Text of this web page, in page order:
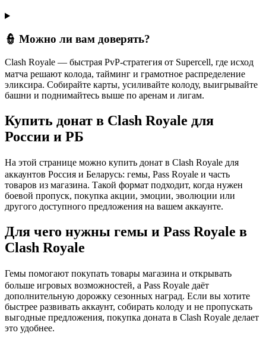
👮 Можно ли вам доверять?
ㅤClash Royale — быстрая PvP-стратегия от Supercell, где исход
матча решают колода, тайминг и грамотное распределение
эликсира. Собирайте карты, усиливайте колоду, выигрывайте
башни и поднимайтесь выше по аренам и лигам.
Купить донат в Clash Royale для
России и РБ
ㅤНа этой странице можно купить донат в Clash Royale для
аккаунтов Россия и Беларусь: гемы, Pass Royale и часть
товаров из магазина. Такой формат подходит, когда нужен
боевой пропуск, покупка акции, эмоции, эволюции или
другого доступного предложения на вашем аккаунте.
Для чего нужны гемы и Pass Royale в
Clash Royale
ㅤГемы помогают покупать товары магазина и открывать
больше игровых возможностей, а Pass Royale даёт
дополнительную дорожку сезонных наград. Если вы хотите
быстрее развивать аккаунт, собирать колоду и не пропускать
выгодные предложения, покупка доната в Clash Royale делает
это удобнее.